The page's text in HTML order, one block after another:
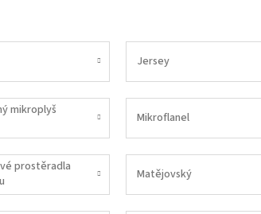
Jersey
mikroplyš
Mikroflanel
prostěradla
Matějovský